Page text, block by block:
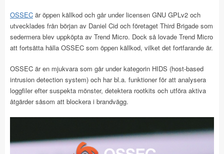
OSSEC är öppen källkod och går under licensen GNU GPLv2 och
utvecklades från början av Daniel Cid och företaget Third Brigade som
sedermera blev uppköpta av Trend Micro. Dock så lovade Trend Micro
att fortsätta hålla OSSEC som öppen källkod, vilket det fortfarande är.
OSSEC är en mjukvara som går under kategorin HIDS (host-based
intrusion detection system) och har bl.a. funktioner för att analysera
loggfiler efter suspekta mönster, detektera rootkits och utföra aktiva
åtgärder såsom att blockera i brandvägg.